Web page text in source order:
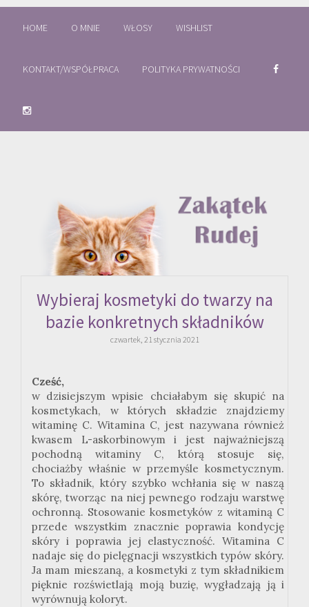
HOME O MNIE WŁOSY WISHLIST
KONTAKT/WSPÓŁPRACA POLITYKA PRYWATNOŚCI
Wybieraj kosmetyki do twarzy na
bazie konkretnych składników
czwartek, 21 stycznia 2021
Cześć,
w dzisiejszym wpisie chciałabym się skupić na
kosmetykach, w których składzie znajdziemy
witaminę C. Witamina C, jest nazywana również
kwasem L-askorbinowym i jest najważniejszą
pochodną witaminy C, którą stosuje się,
chociażby właśnie w przemyśle kosmetycznym.
To składnik, który szybko wchłania się w naszą
skórę, tworząc na niej pewnego rodzaju warstwę
ochronną. Stosowanie kosmetyków z witaminą C
przede wszystkim znacznie poprawia kondycję
skóry i poprawia jej elastyczność. Witamina C
nadaje się do pielęgnacji wszystkich typów skóry.
Ja mam mieszaną, a kosmetyki z tym składnikiem
pięknie rozświetlają moją buzię, wygładzają ją i
wyrównują koloryt.